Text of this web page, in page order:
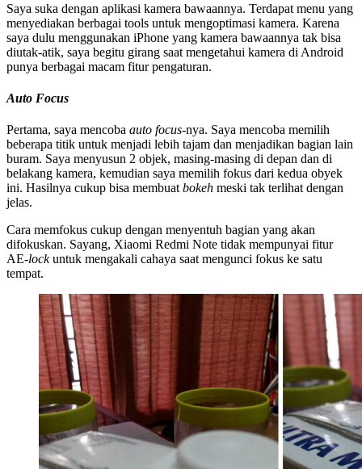
Saya suka dengan aplikasi kamera bawaannya. Terdapat menu yang
menyediakan berbagai tools untuk mengoptimasi kamera. Karena
saya dulu menggunakan iPhone yang kamera bawaannya tak bisa
diutak-atik, saya begitu girang saat mengetahui kamera di Android
punya berbagai macam fitur pengaturan.
Auto Focus
Pertama, saya mencoba auto focus-nya. Saya mencoba memilih
beberapa titik untuk menjadi lebih tajam dan menjadikan bagian lain
buram. Saya menyusun 2 objek, masing-masing di depan dan di
belakang kamera, kemudian saya memilih fokus dari kedua obyek
ini. Hasilnya cukup bisa membuat bokeh meski tak terlihat dengan
jelas.
Cara memfokus cukup dengan menyentuh bagian yang akan
difokuskan. Sayang, Xiaomi Redmi Note tidak mempunyai fitur
AE-lockuntuk mengakali cahaya saat mengunci fokus ke satu
tempat.